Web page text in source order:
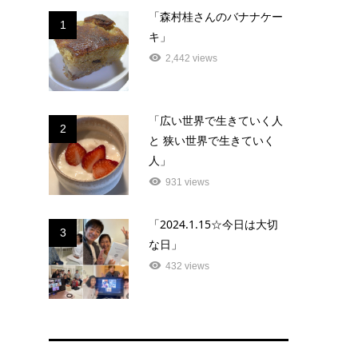
1
「森村桂さんのバナナケー
キ」
2,442 views
2
「広い世界で生きていく人
と 狭い世界で生きていく
人」
931 views
3
「2024.1.15☆今日は大切
な日」
432 views